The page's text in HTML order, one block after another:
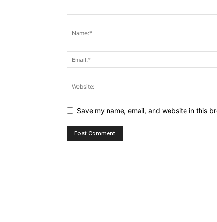
Save my name, email, and website in this